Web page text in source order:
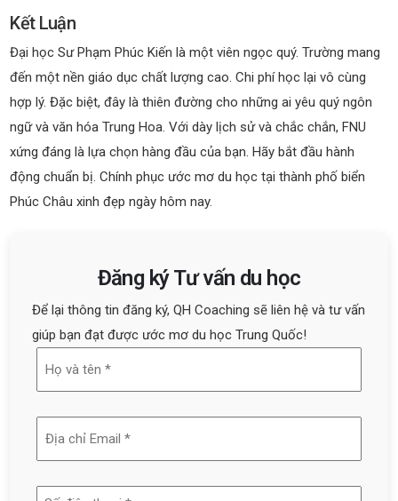
Kết Luận
Đại học Sư Phạm Phúc Kiến là một viên ngọc quý. Trường mang
đến một nền giáo dục chất lượng cao. Chi phí học lại vô cùng
hợp lý. Đặc biệt, đây là thiên đường cho những ai yêu quý ngôn
ngữ và văn hóa Trung Hoa. Với dày lịch sử và chắc chắn, FNU
xứng đáng là lựa chọn hàng đầu của bạn. Hãy bắt đầu hành
động chuẩn bị. Chính phục ước mơ du học tại thành phố biển
Phúc Châu xinh đẹp ngày hôm nay.
Đăng ký Tư vấn du học
Để lại thông tin đăng ký, QH Coaching sẽ liên hệ và tư vấn
giúp bạn đạt được ước mơ du học Trung Quốc!
(Required)